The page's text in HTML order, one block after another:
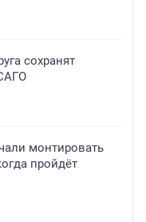
сохранят
монтировать
пройдёт